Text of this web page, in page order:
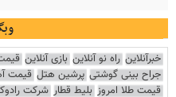
خبرآنلاین راه نو آنلاین بازی آنلاین
جراح بینی گوشتی پرشین هتل قیمت
قیمت طلا امروز بلیط قطار شرکت